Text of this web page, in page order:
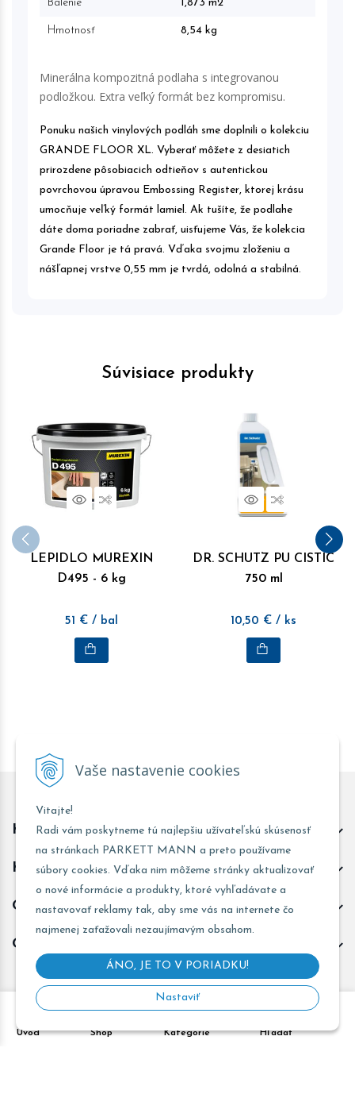
Vaše nastavenie cookies
Vitajte!
Radi vám poskytneme tú najlepšiu užívateľskú skúsenosť
na stránkach PARKETT MANN a preto používame
súbory cookies. Vďaka nim môžeme stránky aktualizovať
o nové informácie a produkty, ktoré vyhľadávate a
nastavovať reklamy tak, aby sme vás na internete čo
najmenej zaťažovali nezaujímavým obsahom.
ÁNO, JE TO V PORIADKU!
Nastaviť
Úvod Shop Kategórie Hľadať
Balenie 1,873 m2
Hmotnosť 8,54 kg
Minerálna kompozitná podlaha s integrovanou
podložkou. Extra veľký formát bez kompromisu.
Ponuku našich vinylových podláh sme doplnili o kolekciu
GRANDE FLOOR XL. Vyberať môžete z desiatich
prirozdene pôsobiacich odtieňov s autentickou
povrchovou úpravou Embossing Register, ktorej krásu
umocňuje veľký formát lamiel. Ak tušíte, že podlahe
dáte doma poriadne zabrať, uisťujeme Vás, že kolekcia
Grande Floor je tá pravá. Vďaka svojmu zloženiu a
nášľapnej vrstve 0,55 mm je tvrdá, odolná a stabilná.
Súvisiace produkty
NáhľadPorovnať
LEPIDLO MUREXIN
D495 - 6 kg
51 € / bal
NáhľadPorovnať
DR. SCHUTZ PU CISTIC
750 ml
10,50 € / ks
Kontakt predajňa Trnava
Kontakt predajňa Žarnovica
Obchodné informácie
Odoberať novinky
e-shop Pohoda connector